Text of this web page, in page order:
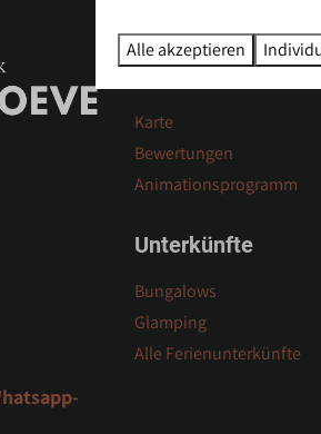
Park
Karte
Bewertungen
Animationsprogramm
Unterkünfte
Bungalows
Glamping
Alle Ferienunterkünfte
Alle akzeptieren